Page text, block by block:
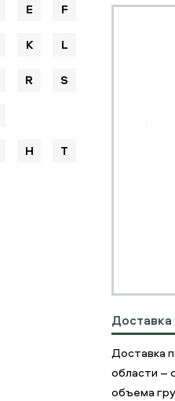
E F
K L
R S
Н Т
Доставка
Доставка
области –
объема